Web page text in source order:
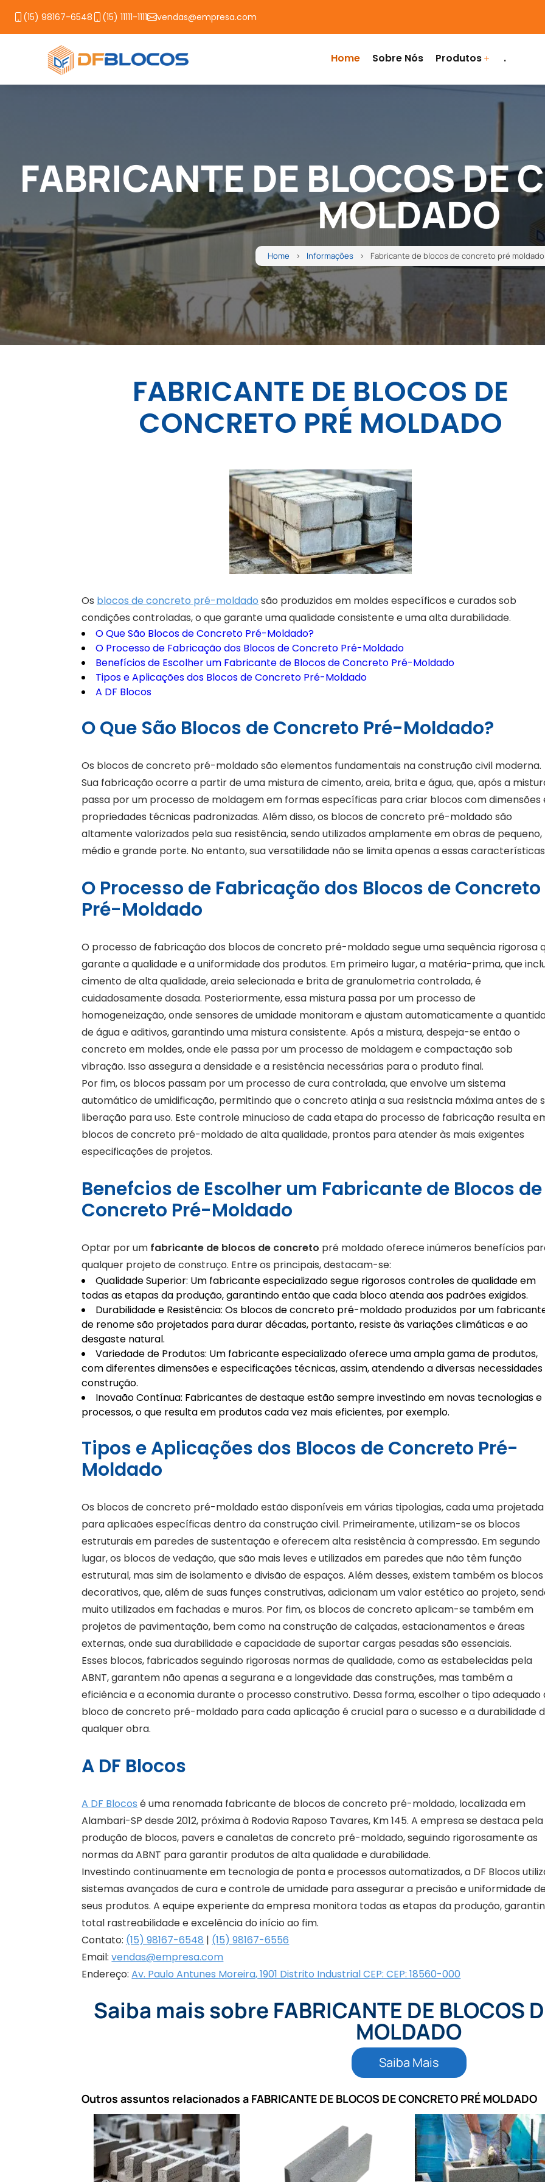
(15) 98167-6548 (15) 11111-1111 vendas@empresa.com
Home Sobre Nós Produtos .
FABRICANTE DE BLOCOS DE
MOLDADO
Home Informações Fabricante de blocos de concreto pré moldado
FABRICANTE DE BLOCOS DE
CONCRETO PRÉ MOLDADO
Os blocos de concreto pré-moldado são produzidos em moldes específicos e curados sob
condições controladas, o que garante uma qualidade consistente e uma alta durabilidade.
O Que São Blocos de Concreto Pré-Moldado?
O Processo de Fabricação dos Blocos de Concreto Pré-Moldado
Benefícios de Escolher um Fabricante de Blocos de Concreto Pré-Moldado
Tipos e Aplicações dos Blocos de Concreto Pré-Moldado
A DF Blocos
O Que São Blocos de Concreto Pré-Moldado?
Os blocos de concreto pré-moldado são elementos fundamentais na construção civil moderna.
Sua fabricação ocorre a partir de uma mistura de cimento, areia, brita e água, que, após a
passa por um processo de moldagem em formas específicas para criar blocos com dimensões
propriedades técnicas padronizadas. Além disso, os blocos de concreto pré-moldado são
altamente valorizados pela sua resistência, sendo utilizados amplamente em obras de pequeno,
médio e grande porte. No entanto, sua versatilidade não se limita apenas a essas
O Processo de Fabricação dos Blocos de Concreto
Pré-Moldado
O processo de fabricação dos blocos de concreto pré-moldado segue uma sequência rigorosa
garante a qualidade e a uniformidade dos produtos. Em primeiro lugar, a matéria-prima, que
cimento de alta qualidade, areia selecionada e brita de granulometria controlada, é
cuidadosamente dosada. Posteriormente, essa mistura passa por um processo de
homogeneização, onde sensores de umidade monitoram e ajustam automaticamente a
de água e aditivos, garantindo uma mistura consistente. Após a mistura, despeja-se então o
concreto em moldes, onde ele passa por um processo de moldagem e compactação sob
vibração. Isso assegura a densidade e a resistência necessárias para o produto final.
Por fim, os blocos passam por um processo de cura controlada, que envolve um sistema
automático de umidificação, permitindo que o concreto atinja a sua resistncia máxima antes de
liberação para uso. Este controle minucioso de cada etapa do processo de fabricação resulta
blocos de concreto pré-moldado de alta qualidade, prontos para atender às mais exigentes
especificações de projetos.
Benefcios de Escolher um Fabricante de Blocos de
Concreto Pré-Moldado
Optar por um fabricante de blocos de concreto pré moldado oferece inúmeros benefícios
qualquer projeto de construço. Entre os principais, destacam-se:
Qualidade Superior: Um fabricante especializado segue rigorosos controles de qualidade em
todas as etapas da produção, garantindo então que cada bloco atenda aos padrões exigidos.
Durabilidade e Resistência: Os blocos de concreto pré-moldado produzidos por um
de renome são projetados para durar décadas, portanto, resiste às variações climáticas e ao
desgaste natural.
Variedade de Produtos: Um fabricante especializado oferece uma ampla gama de produtos,
com diferentes dimensões e especificações técnicas, assim, atendendo a diversas necessidades
construção.
Inovaão Contínua: Fabricantes de destaque estão sempre investindo em novas tecnologias e
processos, o que resulta em produtos cada vez mais eficientes, por exemplo.
Tipos e Aplicações dos Blocos de Concreto Pré-
Moldado
Os blocos de concreto pré-moldado estão disponíveis em várias tipologias, cada uma projetada
para aplicaões específicas dentro da construção civil. Primeiramente, utilizam-se os blocos
estruturais em paredes de sustentação e oferecem alta resistência à compressão. Em segundo
lugar, os blocos de vedação, que são mais leves e utilizados em paredes que não têm função
estrutural, mas sim de isolamento e divisão de espaços. Além desses, existem também os blocos
decorativos, que, além de suas funçes construtivas, adicionam um valor estético ao projeto,
muito utilizados em fachadas e muros. Por fim, os blocos de concreto aplicam-se também em
projetos de pavimentação, bem como na construção de calçadas, estacionamentos e áreas
externas, onde sua durabilidade e capacidade de suportar cargas pesadas são essenciais.
Esses blocos, fabricados seguindo rigorosas normas de qualidade, como as estabelecidas pela
ABNT, garantem não apenas a segurana e a longevidade das construções, mas também a
eficiência e a economia durante o processo construtivo. Dessa forma, escolher o tipo adequado
bloco de concreto pré-moldado para cada aplicação é crucial para o sucesso e a durabilidade
qualquer obra.
A DF Blocos
A DF Blocos é uma renomada fabricante de blocos de concreto pré-moldado, localizada em
Alambari-SP desde 2012, próxima à Rodovia Raposo Tavares, Km 145. A empresa se destaca pela
produção de blocos, pavers e canaletas de concreto pré-moldado, seguindo rigorosamente as
normas da ABNT para garantir produtos de alta qualidade e durabilidade.
Investindo continuamente em tecnologia de ponta e processos automatizados, a DF Blocos
sistemas avançados de cura e controle de umidade para assegurar a precisão e uniformidade
seus produtos. A equipe experiente da empresa monitora todas as etapas da produção,
total rastreabilidade e excelência do início ao fim.
Contato: (15) 98167-6548 | (15) 98167-6556
Email:vendas@empresa.com
Endereço: Av. Paulo Antunes Moreira, 1901 Distrito Industrial CEP: CEP: 18560-000
Saiba mais sobre FABRICANTE DE BLOCOS
MOLDADO
Saiba Mais
Outros assuntos relacionados a FABRICANTE DE BLOCOS DE CONCRETO PRÉ MOLDADO